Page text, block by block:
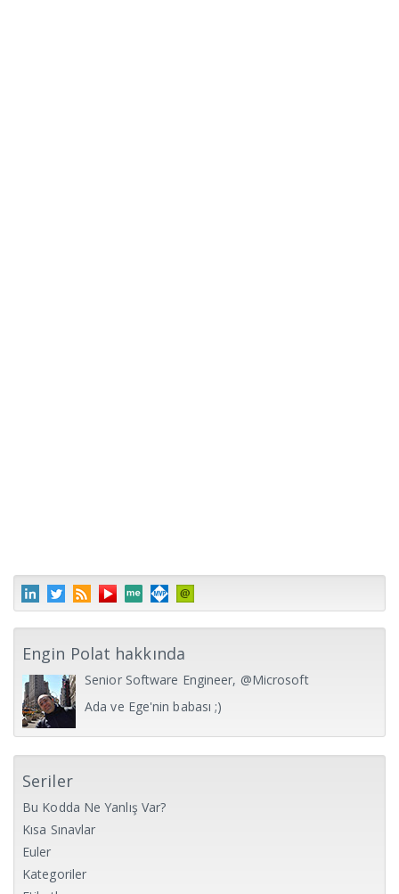
Engin Polat hakkında
Senior Software Engineer, @Microsoft
Ada ve Ege'nin babası ;)
Seriler
Bu Kodda Ne Yanlış Var?
Kısa Sınavlar
Euler
Kategoriler